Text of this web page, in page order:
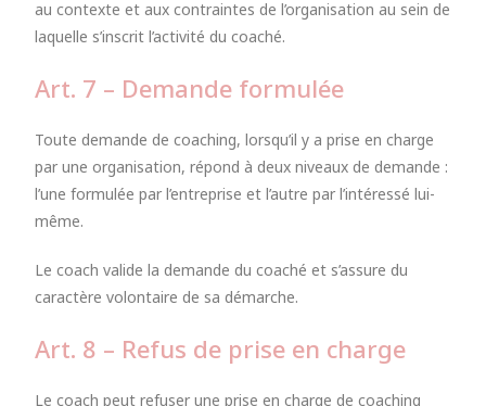
au contexte et aux contraintes de l’organisation au sein de
laquelle s’inscrit l’activité du coaché.
Art. 7 – Demande formulée
Toute demande de coaching, lorsqu’il y a prise en charge
par une organisation, répond à deux niveaux de demande :
l’une formulée par l’entreprise et l’autre par l’intéressé lui-
même.
Le coach valide la demande du coaché et s’assure du
caractère volontaire de sa démarche.
Art. 8 – Refus de prise en charge
Le coach peut refuser une prise en charge de coaching